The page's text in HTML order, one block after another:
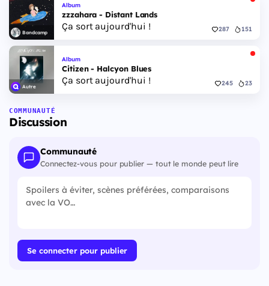
Bandcamp
Album
zzzahara - Distant Lands
Ça sort aujourd'hui ! 287 151
Autre
Album
Citizen - Halcyon Blues
Ça sort aujourd'hui ! 245 23
COMMUNAUTÉ
Discussion
Communauté
Connectez-vous pour publier — tout le monde peut lire
Se connecter pour publier